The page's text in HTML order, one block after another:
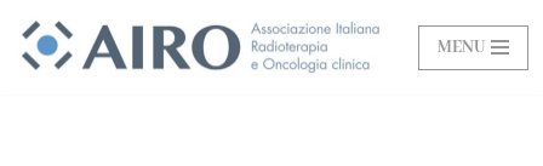
Vai
MENU